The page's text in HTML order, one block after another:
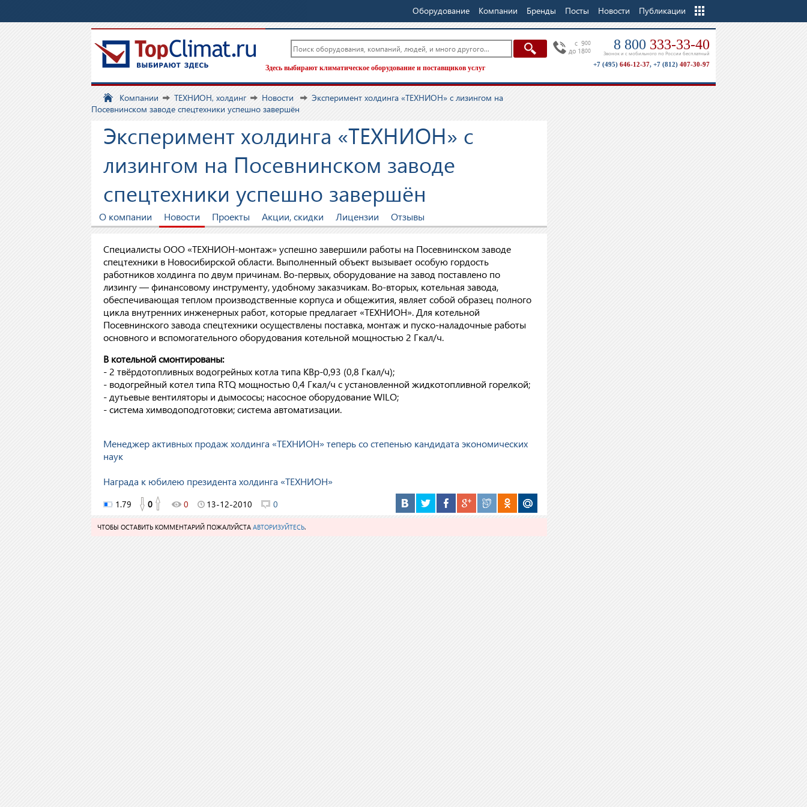
Оборудование Компании Бренды Посты Новости Публикации
Еще
c 900
до 1800 8 800 333-33-40
Звонок и с мобильного по России бесплатный
+7 (495) 646-12-37, +7 (812) 407-30-97
Здесь выбирают климатическое оборудование и поставщиков услуг
Компании ТЕХНИОН, холдинг Новости
Эксперимент холдинга «ТЕХНИОН» с лизингом на
Посевнинском заводе спецтехники успешно завершён
Эксперимент холдинга «ТЕХНИОН» с
лизингом на Посевнинском заводе
спецтехники успешно завершён
О компании Новости Проекты Акции, скидки Лицензии Отзывы
Специалисты ООО «ТЕХНИОН-монтаж» успешно завершили работы на Посевнинском заводе
спецтехники в Новосибирской области. Выполненный объект вызывает особую гордость
работников холдинга по двум причинам. Во-первых, оборудование на завод поставлено по
лизингу — финансовому инструменту, удобному заказчикам. Во-вторых, котельная завода,
обеспечивающая теплом производственные корпуса и общежития, являет собой образец полного
цикла внутренних инженерных работ, которые предлагает «ТЕХНИОН». Для котельной
Посевнинского завода спецтехники осуществлены поставка, монтаж и пуско-наладочные работы
основного и вспомогательного оборудования котельной мощностью 2 Гкал/ч.
В котельной смонтированы:
- 2 твёрдотопливных водогрейных котла типа КВр-0,93 (0,8 Гкал/ч);
- водогрейный котел типа RTQ мощностью 0,4 Гкал/ч с установленной жидкотопливной горелкой;
- дутьевые вентиляторы и дымососы; насосное оборудование WILO;
- система химводоподготовки; система автоматизации.
Менеджер активных продаж холдинга «ТЕХНИОН» теперь со степенью кандидата экономических
наук
Награда к юбилею президента холдинга «ТЕХНИОН»
1.79 0 0 13-12-2010 0
ЧТОБЫ ОСТАВИТЬ КОММЕНТАРИЙ ПОЖАЛУЙСТА АВТОРИЗУЙТЕСЬ.